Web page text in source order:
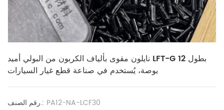
نايلون مقوى بألياف الكربون من البولي أميد LFT-G بطول 12
بوصة، يُستخدم في صناعة قطع غيار السيارات
رقم الصنف.: PA12-NA-LCF30